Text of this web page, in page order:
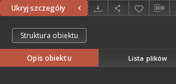
Ukryj szczegóły
Struktura obiektu
Opis obiektu Lista plików